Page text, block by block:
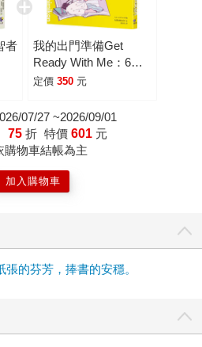
者
我的出門準備Get
Ready With Me：6個
愛書女子的幸福晨間儀
定價 350 元
07/27 ~2026/09/01
75 折 特價 601 元
物車結帳為主
加入購物車
張的芬芳，捧書的安穩。